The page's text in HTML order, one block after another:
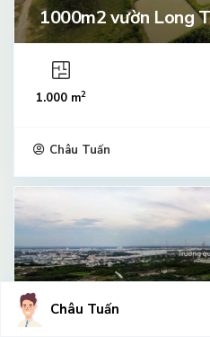
1000m2 vườn Long
1.000 m2
Châu Tuấn
Châu Tuấn